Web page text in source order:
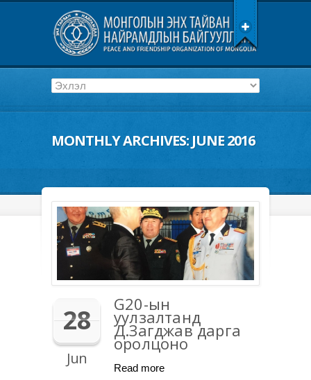
MONTHLY ARCHIVES:JUNE 2016
28
Jun
G20-ын
уулзалтанд
Д.Загджав дарга
оролцоно
Read more